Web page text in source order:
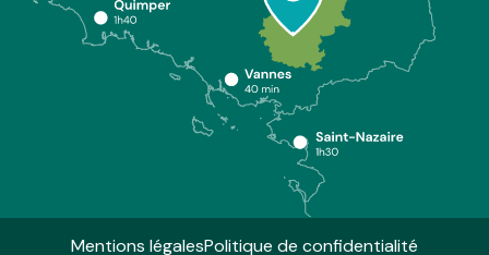
Mentions légalesPolitique de confidentialité